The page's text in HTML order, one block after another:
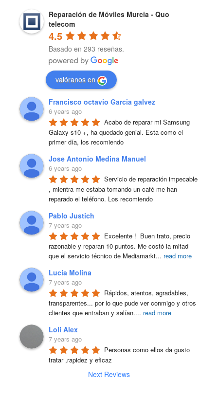
Reparación de Móviles Murcia - Quo
telecom
4.5
Basado en 293 reseñas.
valóranos en
Francisco octavio Garcia galvez
6 years ago
Acabo de reparar mi Samsung
Galaxy s10 +, ha quedado genial. Esta como el
primer día, los recomiendo
Jose Antonio Medina Manuel
6 years ago
Servicio de reparación impecable
, mientra me estaba tomando un café me han
reparado el teléfono. Los recomiendo
Pablo Justich
7 years ago
Excelente !  Buen trato, precio
razonable y reparan 10 puntos. Me costó la mitad
que el servicio técnico de Mediamarkt... read more
Lucia Molina
7 years ago
Rápidos, atentos, agradables,
transparentes... por lo que pude ver conmigo y otros
clientes que entraban y salían.... read more
Loli Alex
7 years ago
Personas como ellos da gusto
tratar ,rapidez y eficaz
Next Reviews